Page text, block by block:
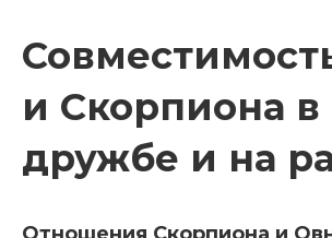
и Скорпиона в
дружбе и на